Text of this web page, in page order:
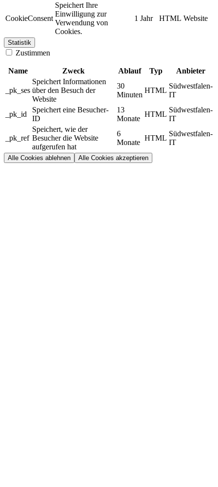
CookieConsent
Speichert Ihre
Einwilligung zur
Verwendung von
Cookies.
1 Jahr HTML Website
Statistik
Zustimmen
Name Zweck Ablauf Typ Anbieter
_pk_ses
Speichert Informationen
über den Besuch der
Website
30
Minuten
HTML
Südwestfalen-
IT
_pk_id
Speichert eine Besucher-
ID
13
Monate
HTML
Südwestfalen-
IT
_pk_ref
Speichert, wie der
Besucher die Website
aufgerufen hat
6
Monate
HTML
Südwestfalen-
IT
Alle Cookies ablehnen Alle Cookies akzeptieren